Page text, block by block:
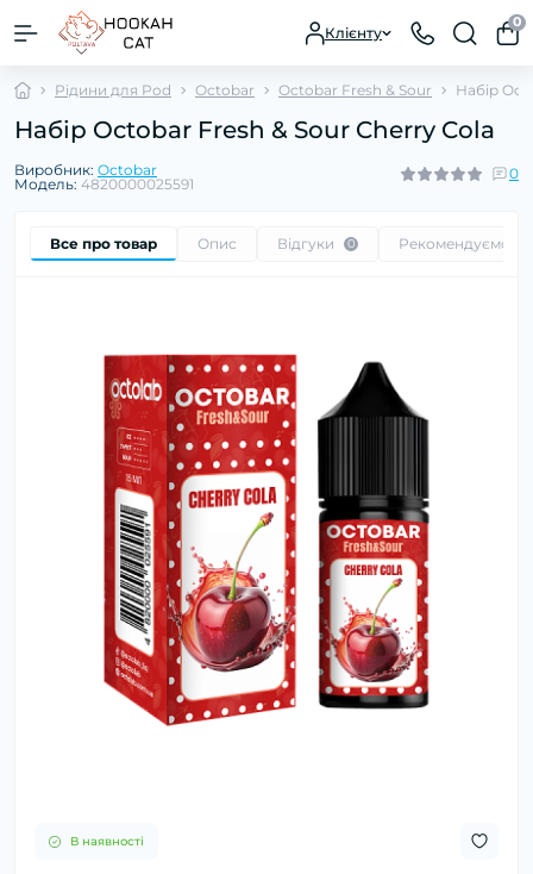
Клієнту
0
Рідини для Pod Octobar Octobar Fresh & Sour Набір
Набір Octobar Fresh & Sour Cherry Cola
Виробник: Octobar
Модель: 4820000025591
0
Все про товар Опис Відгуки 0 Рекомендуємо
В наявності